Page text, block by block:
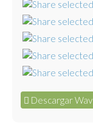
Descargar Wav